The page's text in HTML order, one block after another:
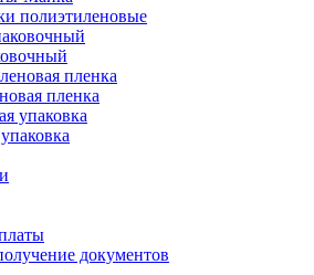
полиэтиленовые
пленка
документов